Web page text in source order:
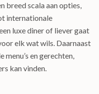
breed scala aan opties,
internationale
luxe diner of liever gaat
elk wat wils. Daarnaast
menu’s en gerechten,
kan vinden.